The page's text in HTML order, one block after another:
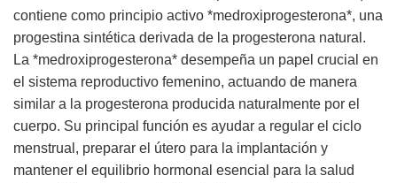
contiene como principio activo *medroxiprogesterona*, una
progestina sintética derivada de la progesterona natural.
La *medroxiprogesterona* desempeña un papel crucial en
el sistema reproductivo femenino, actuando de manera
similar a la progesterona producida naturalmente por el
cuerpo. Su principal función es ayudar a regular el ciclo
menstrual, preparar el útero para la implantación y
mantener el equilibrio hormonal esencial para la salud